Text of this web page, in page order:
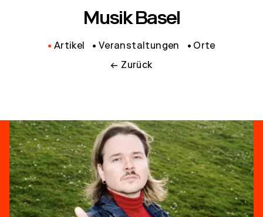
Musik Basel
Artikel Veranstaltungen Orte
← Zurück